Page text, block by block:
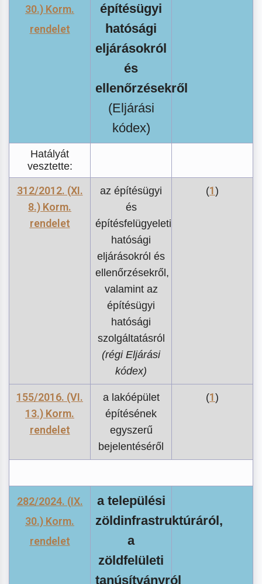
30.) Korm.
rendelet
építésügyi
hatósági
eljárásokról
és
ellenőrzésekről
(Eljárási
kódex)
Hatályát
vesztette:
312/2012. (XI.
8.) Korm.
rendelet
az építésügyi
és
építésfelügyeleti
hatósági
eljárásokról és
ellenőrzésekről,
valamint az
építésügyi
hatósági
szolgáltatásról
(régi Eljárási
kódex)
(1)
155/2016. (VI.
13.) Korm.
rendelet
a lakóépület
építésének
egyszerű
bejelentéséről
(1)
282/2024. (IX.
30.) Korm.
rendelet
a települési
zöldinfrastruktúráról,
a
zöldfelületi
tanúsítványról